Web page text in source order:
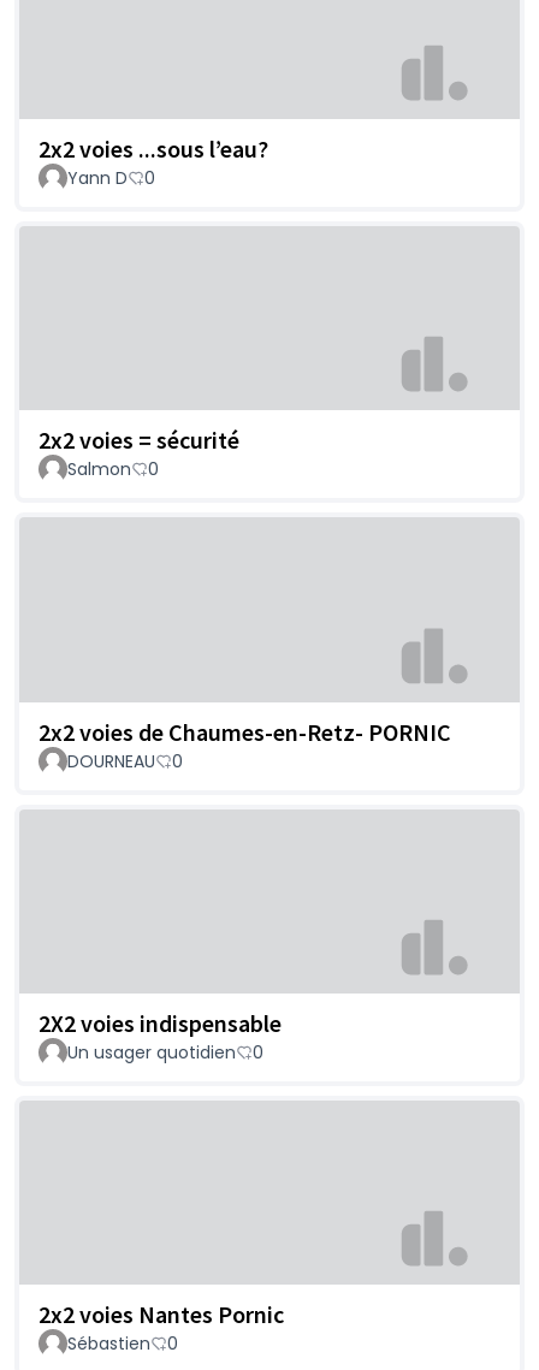
2x2 voies ...sous l’eau?
Yann D 0
2x2 voies = sécurité
Salmon 0
2x2 voies de Chaumes-en-Retz- PORNIC
DOURNEAU 0
2X2 voies indispensable
Un usager quotidien 0
2x2 voies Nantes Pornic
Sébastien 0